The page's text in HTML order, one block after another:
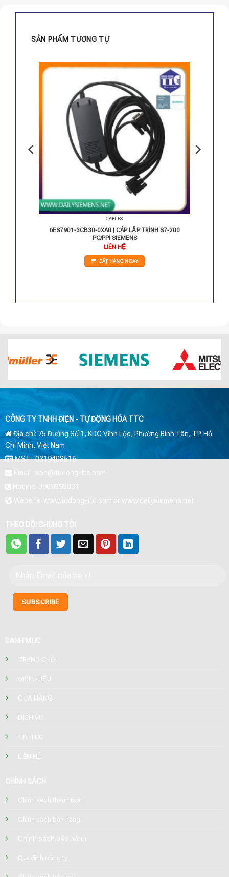
SẢN PHẨM TƯƠNG TỰ
CABLES
6ES7901-3CB30-0XA0 | CÁP LẬP TRÌNH S7-200
PC/PPI SIEMENS
LIÊN HỆ
ĐẶT HÀNG NGAY
CÔNG TY TNHH ĐIỆN - TỰ ĐỘNG HÓA TTC
Địa chỉ: 75 Đường Số 1, KDC Vĩnh Lộc, Phường Bình Tân, TP. Hồ
Chí Minh, Việt Nam
MST : 0319408516
Email : son@tudong-ttc.com
Hotline: 0909393031
Website: www.tudong-ttc.com or www.dailysiemens.net
THEO DÕI CHÚNG TÔI
DANH MỤC
TRANG CHỦ
GIỚI THIỆU
CỬA HÀNG
DỊCH VỤ
TIN TỨC
LIÊN HỆ
CHÍNH SÁCH
Chính sách thanh toán
Chính sách bán hàng
Chính sách bảo hành
Quy định công ty